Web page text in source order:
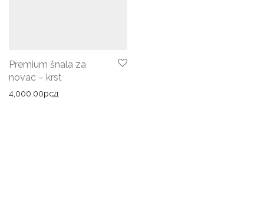
Premium šnala za
novac – krst
4,000.00рсд